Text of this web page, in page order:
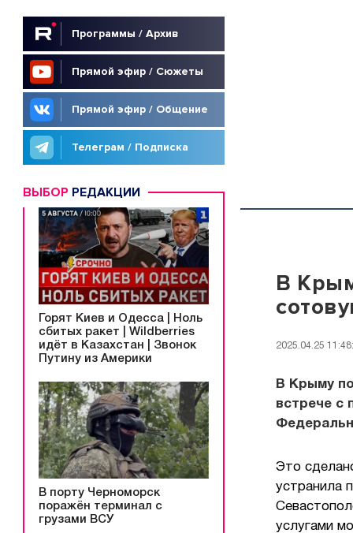
Программы / Архив
Прямой эфир / Сюжеты
Прямой эфир / Общение
Телеграм / Подписка
ВЫБОР РЕДАКЦИИ
Горят Киев и Одесса | Ноль
сбитых ракет | Wildberries
идёт в Казахстан | Звонок
Путину из Америки
В порту Черноморск
поражён терминал с
грузами ВСУ
В
2025.04.25
В Крыму
встрече с
Это
устранила
услугами